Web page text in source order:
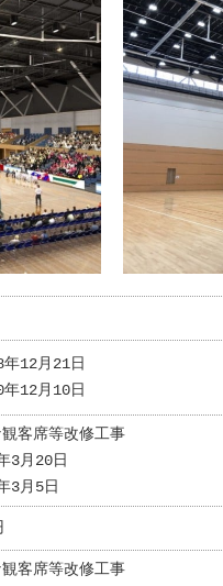
年12月21日
年12月10日
客席等改修工事
3月20日
3月5日
客席等改修工事